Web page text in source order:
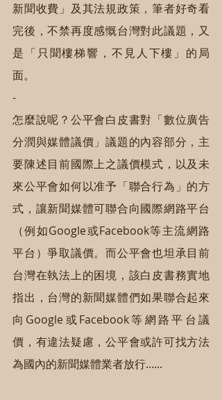
新聞收費」及其法規政策，筆者好奇看
完後，不禁再度感慨台灣對此議題，又
是「只聞樓梯響，不見人下樓」的局
面。
-
怎麼說呢？公平會白皮書對「數位廣告
分潤與媒體議價」議題的內容部分，主
要陳述目前國際上之議價模式，以及未
來公平會如何以准予「聯合行為」的方
式，讓新聞媒體可聯合向國際網路平台
（例如Google或Facebook等主流網路
平台）爭取議價。而公平會也坦承目前
台灣在執法上的困境，該白皮書務實地
指出，台灣的新聞媒體們如果聯合起來
向Google或Facebook等網路平台議
價，有違法疑慮，公平會或許可找方法
為國內的新聞媒體業者放行......